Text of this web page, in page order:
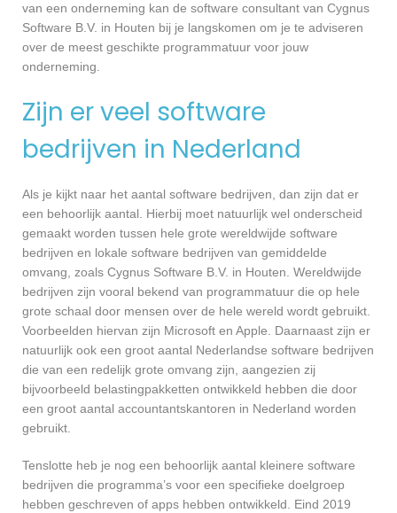
van een onderneming kan de software consultant van Cygnus
Software B.V. in Houten bij je langskomen om je te adviseren
over de meest geschikte programmatuur voor jouw
onderneming.
Zijn er veel software
bedrijven in Nederland
Als je kijkt naar het aantal software bedrijven, dan zijn dat er
een behoorlijk aantal. Hierbij moet natuurlijk wel onderscheid
gemaakt worden tussen hele grote wereldwijde software
bedrijven en lokale software bedrijven van gemiddelde
omvang, zoals Cygnus Software B.V. in Houten. Wereldwijde
bedrijven zijn vooral bekend van programmatuur die op hele
grote schaal door mensen over de hele wereld wordt gebruikt.
Voorbeelden hiervan zijn Microsoft en Apple. Daarnaast zijn er
natuurlijk ook een groot aantal Nederlandse software bedrijven
die van een redelijk grote omvang zijn, aangezien zij
bijvoorbeeld belastingpakketten ontwikkeld hebben die door
een groot aantal accountantskantoren in Nederland worden
gebruikt.
Tenslotte heb je nog een behoorlijk aantal kleinere software
bedrijven die programma’s voor een specifieke doelgroep
hebben geschreven of apps hebben ontwikkeld. Eind 2019